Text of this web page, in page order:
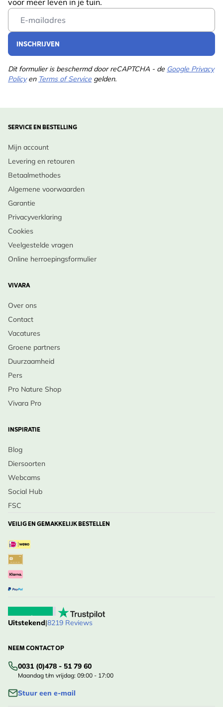
Email Address
INSCHRIJVEN
Dit formulier is beschermd door reCAPTCHA - de Google Privacy
Policyen Terms of Service gelden.
SERVICE EN BESTELLING
Mijn account
Levering en retouren
Betaalmethodes
Algemene voorwaarden
Garantie
Privacyverklaring
Cookies
Veelgestelde vragen
Online herroepingsformulier
VIVARA
Over ons
Contact
Vacatures
Groene partners
Duurzaamheid
Pers
Pro Nature Shop
Vivara Pro
INSPIRATIE
Blog
Diersoorten
Webcams
Social Hub
FSC
VEILIG EN GEMAKKELIJK BESTELLEN
Uitstekend|8219 Reviews
NEEM CONTACT OP
0031 (0)478 - 51 79 60
Maandag t/m vrijdag: 09:00 - 17:00
Stuur een e-mail